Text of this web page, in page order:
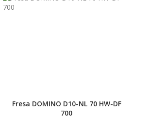
Fresa DOMINO D10-NL 70 HW-DF
700